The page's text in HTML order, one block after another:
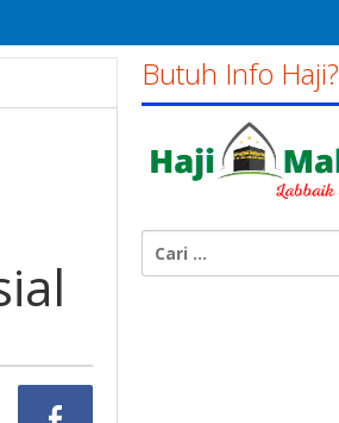
Butuh Info
untuk: